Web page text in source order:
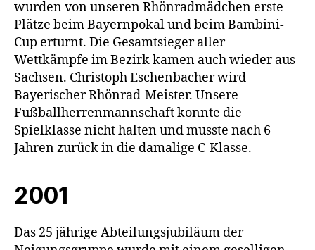
wurden von unseren Rhönradmädchen erste
Plätze beim Bayernpokal und beim Bambini-
Cup erturnt. Die Gesamtsieger aller
Wettkämpfe im Bezirk kamen auch wieder aus
Sachsen. Christoph Eschenbacher wird
Bayerischer Rhönrad-Meister. Unsere
Fußballherrenmannschaft konnte die
Spielklasse nicht halten und musste nach 6
Jahren zurück in die damalige C-Klasse.
2001
Das 25 jährige Abteilungsjubiläum der